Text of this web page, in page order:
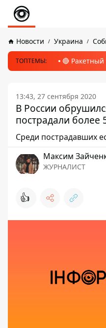
Новости Украина
ТОПТЕМЫ: 🔴 Ракетный
13:43, 27 сентября 2020
В России
пострадали более
Среди пострадавших
Максим
ЖУРНАЛИСТ
👍